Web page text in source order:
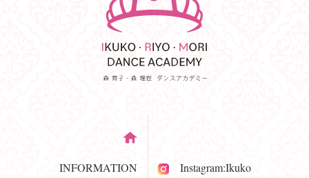
INFORMATION Instagram:Ikuko